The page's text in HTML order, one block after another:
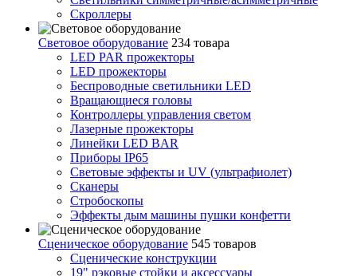
Скроллеры
Световое оборудование 234 товара
LED PAR прожекторы
LED прожекторы
Беспроводные светильники LED
Вращающиеся головы
Контроллеры управления светом
Лазерные прожекторы
Линейки LED BAR
Приборы IP65
Световые эффекты и UV (ультрафиолет)
Сканеры
Стробоскопы
Эффекты дым машины пушки конфетти
Сценическое оборудование 545 товаров
Сценические конструкции
19" рэковые стойки и аксесcуары